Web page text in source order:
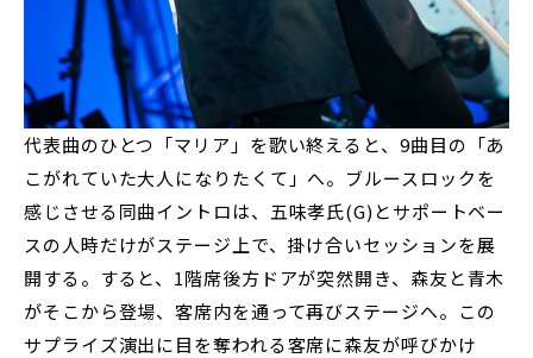
代表曲のひとつ「マリア」を歌い終えると、9曲目の「あ
こがれていた大人になりたくて」へ。ブルースロックを
感じさせる同曲イントロは、五味孝氏(G)とサポートベー
スの人時だけがステージ上で、掛け合いセッションを展
開する。すると、1階席後方ドアが突然開き、森友と青木
がそこから登場、客席内を通って再びステージへ。この
サプライズ演出に目を奪われる客席に森友が呼びかけ